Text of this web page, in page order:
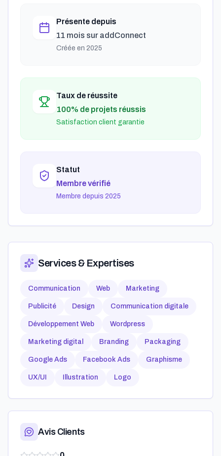
Présente depuis
11 mois sur addConnect
Créée en 2025
Taux de réussite
100% de projets réussis
Satisfaction client garantie
Statut
Membre vérifié
Membre depuis 2025
Services & Expertises
Communication Web Marketing
Publicité Design Communication digitale
Développement Web Wordpress
Marketing digital Branding Packaging
Google Ads Facebook Ads Graphisme
UX/UI Illustration Logo
Avis Clients